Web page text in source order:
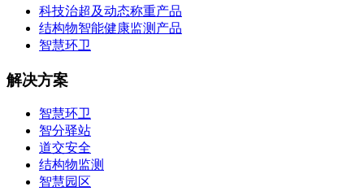
科技治超及动态称重产品
结构物智能健康监测产品
智慧环卫
解决方案
智慧环卫
智分驿站
道交安全
结构物监测
智慧园区